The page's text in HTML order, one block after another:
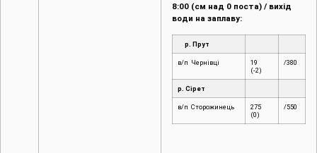
8:00 (см над 0 поста) / вихід
води на заплаву:
р. Прут
в/п Чернівці
19
(-2)
/380
р. Сірет
в/п Сторожинець
275
(0)
/550